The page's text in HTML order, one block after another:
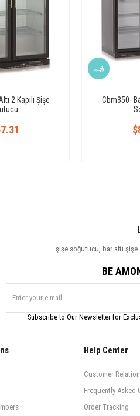
2 Kapılı Şişe
Cbm350-
şişe soğutucu bar altı
BE
Subscribe to Our Newsletter for
Help Center
Customer
Frequently Asked
Order Tracking